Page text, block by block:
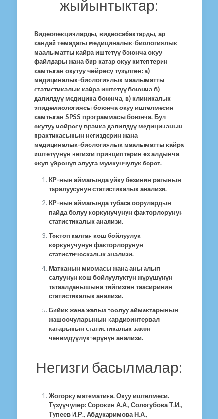
жыйынтыктар:
Видеолекцияларды, видеосабактарды, ар
кандай темадагы медициналык-биологиялык
маалыматты кайра иштетүү боюнча окуу
файлдары жана бир катар окуу китептерин
камтыган окутуу чөйрөсү түзүлгөн: а)
медициналык-биологиялык маалыматты
статистикалык кайра иштетүү боюнча б)
далилдүү медицина боюнча, в) клиникалык
эпидемиологиясы боюнча окуу иштелмесин
камтыган SPSS программасы боюнча. Бул
окутуу чөйрөсү врачка далилдүү медицинанын
практикасынын негиздерин жана
медициналык-биологиялык маалыматты кайра
иштетүүнүн негизги принциптерин өз алдынча
окуп үйрөнүп алууга мумкунчулук берет.
КР-нын аймагында уйку безинин рагынын
таралуусунун статистикалык анализи.
КР-нын аймагында тубаса оорулардын
пайда болуу коркунучунун факторлорунун
статистикалык анализи.
Токтоп калган кош бойлуулук
коркунучунун факторлорунун
статистическалык анализи.
Матканын миомасы жана аны алып
салуунун кош бойлуулуктун жүрүшүнүн
татаалданышына тийгизген таасиринин
статистикалык анализи.
Бийик жана жапыз тоолуу аймактарынын
жашоочуларынын кардиоинтервал
катарынын статистикалык закон
ченемдүүлүктөрүнүн анализи.
Негизги басылмалар:
Жогорку математика. Окуу иштелмеси.
Түзүүчүлөр: Сорокин А.А., Сологубова Т.И.,
Тупеев И.Р., Абдукаримова Н.А.,